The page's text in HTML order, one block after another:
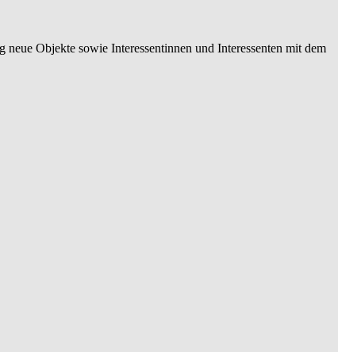
Objekte sowie Interessentinnen und Interessenten mit dem
Immobilienbewertung über individuelle
die Sie in Ihrer Region eindeutig positionieren,
und Eigentümern, Tippgeberinnen und Tippgebern,
und klaren Prozessen organisieren Sie Abläufe effizient und
für Ihr nachhaltig wachsendes, rentables